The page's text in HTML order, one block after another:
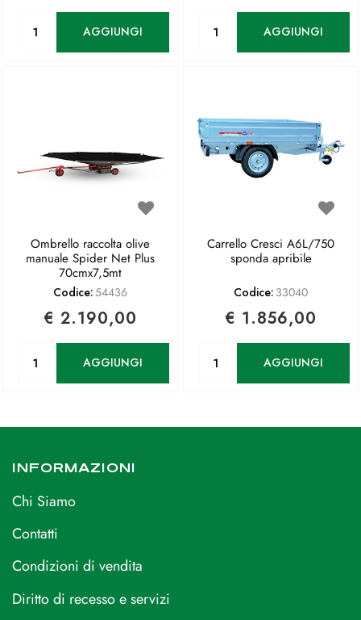
AGGIUNGI AGGIUNGI
Ombrello raccolta olive
manuale Spider Net Plus
70cmx7,5mt
Codice:54436
€ 2.190,00
AGGIUNGI
Carrello Cresci A6L/750
sponda apribile
Codice: 33040
€ 1.856,00
AGGIUNGI
INFORMAZIONI
Chi Siamo
Contatti
Condizioni di vendita
Diritto di recesso e servizi